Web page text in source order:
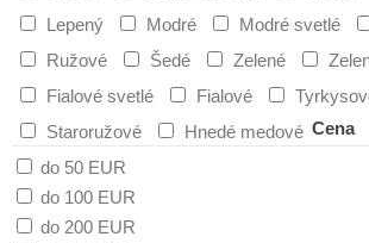
Lepený
Modré Modré svetlé
Ružové
Šedé Zelené
Fialové svetlé
Fialové
Staroružové
Hnedé medové Cena
do 50 EUR
do 100 EUR
do 200 EUR